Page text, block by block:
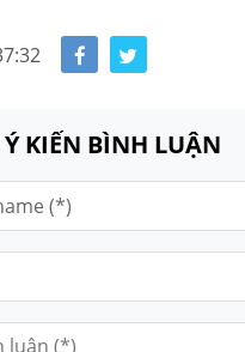
KIẾN BÌNH LUẬN